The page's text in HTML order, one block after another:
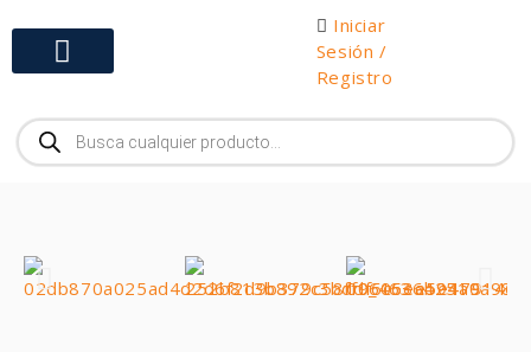
Iniciar
Sesión /
Registro